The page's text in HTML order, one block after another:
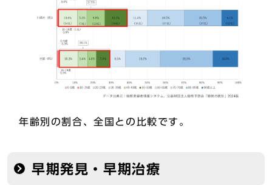
年齢別の割合、全国との比較です。
早期発見・早期治療